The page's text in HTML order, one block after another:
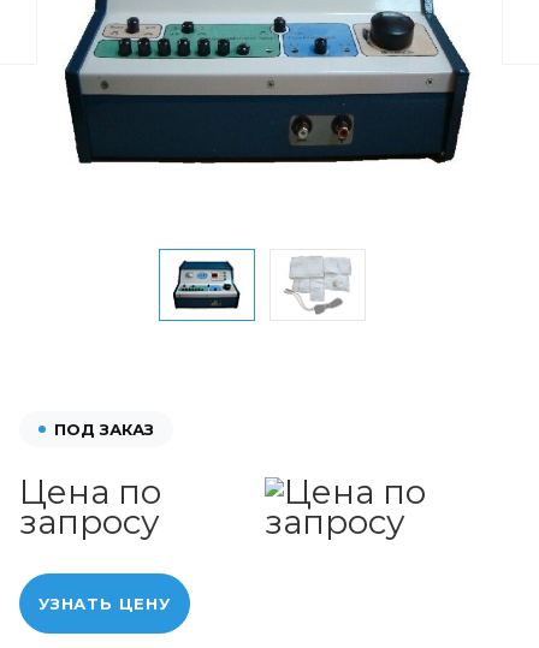
ПОД ЗАКАЗ
Цена по
запросу
УЗНАТЬ ЦЕНУ